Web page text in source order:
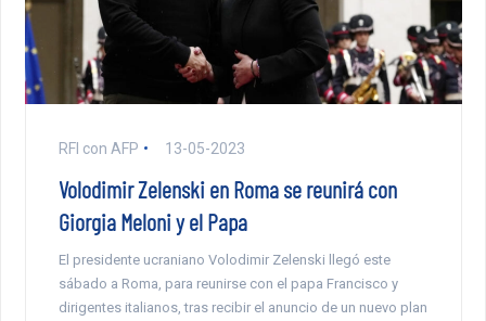
RFI con AFP 13-05-2023
Volodimir Zelenski en Roma se reunirá con
Giorgia Meloni y el Papa
El presidente ucraniano Volodimir Zelenski llegó este
sábado a Roma, para reunirse con el papa Francisco y
dirigentes italianos, tras recibir el anuncio de un nuevo plan